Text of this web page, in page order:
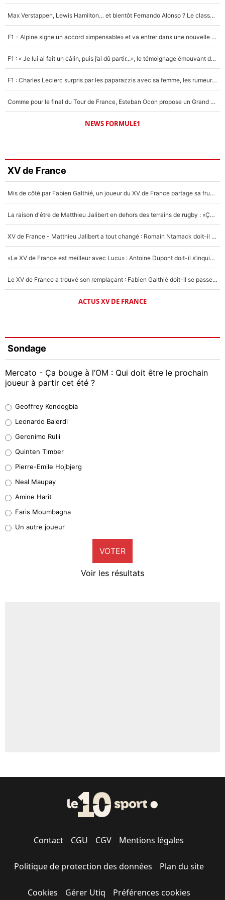
Max Verstappen, Lewis Hamilton… et bientôt Fernando Alonso ? Le classement des pilotes les mieux payés en Formule 1 risque de changer !
F1 - Alpine signe un accord «impensable» et va entrer dans une nouvelle dimension : Grande nouvelle pour Pierre Gasly !
F1 : « Je lui ai fait un câlin, puis j’ai dû partir...», le témoignage émouvant de Max Verstappen sur sa fille
F1 : Charles Leclerc surpris par les paparazzis avec sa femme, les rumeurs étaient vraies !
Comme pour le final du Tour de France, Esteban Ocon propose un Grand Prix de Formule 1 à Paris : «Autour de l’Arc de Triomphe, ce serait génial» !
NEWS FORMULE1
XV de France
Mis de côté par Fabien Galthié, un joueur du XV de France partage sa frustration : «ils ne me l’ont pas dit tout de suite»
La raison d'être de Matthieu Jalibert en dehors des terrains de rugby : «Ça m'atteint autant que si tu touches à un membre de ma famille»
XV de France - Matthieu Jalibert a tout changé : Romain Ntamack doit-il s’inquiéter pour sa place à un an de la Coupe du monde ?
«Le XV de France est meilleur avec Lucu» : Antoine Dupont doit-il s’inquiéter pour sa place ?
Le XV de France a trouvé son remplaçant : Fabien Galthié doit-il se passer d'Antoine Dupont ?
ACTUS XV DE FRANCE
Sondage
Mercato - Ça bouge à l’OM : Qui doit être le prochain
joueur à partir cet été ?
38%
32%
5%
1%
9%
Geoffrey Kondogbia
Leonardo Balerdi
Geronimo Rulli
Quinten Timber
Pierre-Emile Hojbjerg
Neal Maupay
Amine Harit
Faris Moumbagna
Un autre joueur
VOTER
Voir les résultats
Contact CGU CGV Mentions légales
Politique de protection des données Plan du site
Cookies Gérer Utiq Préférences cookies